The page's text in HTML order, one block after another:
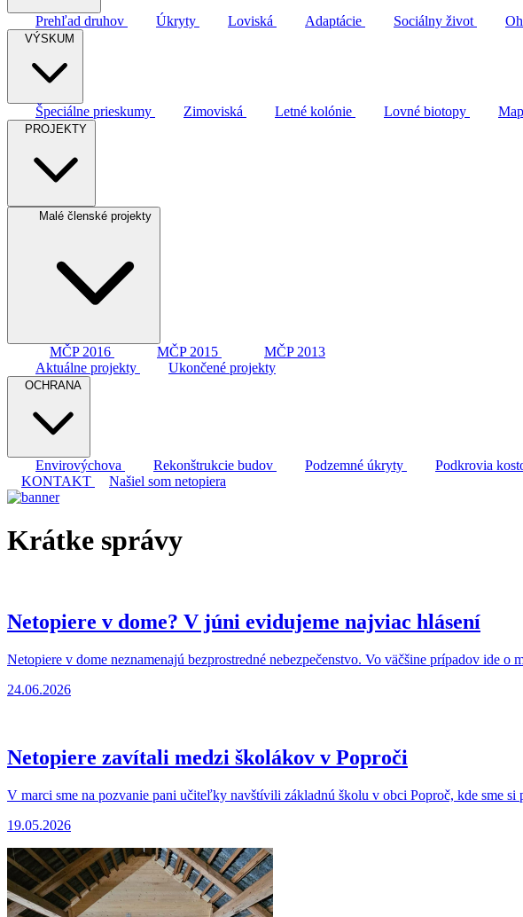
Prehľad druhov Úkryty Loviská Adaptácie Sociálny život
VÝSKUM
Špeciálne prieskumy Zimoviská Letné kolónie Lovné biotopy
PROJEKTY
Malé členské projekty
MČP 2016 MČP 2015
MČP 2013
Aktuálne projekty
Ukončené projekty
OCHRANA
Envirovýchova Rekonštrukcie budov Podzemné úkryty Podkrovia
KONTAKT
Našiel som netopiera
Krátke správy
Netopiere v dome? V júni evidujeme najviac hlásení
Netopiere v dome neznamenajú bezprostredné nebezpečenstvo. Vo väčšine prípadov ide
24.06.2026
Netopiere zavítali medzi školákov v Poproči
V marci sme na pozvanie pani učiteľky navštívili základnú školu v obci Poproč, kde sme
19.05.2026